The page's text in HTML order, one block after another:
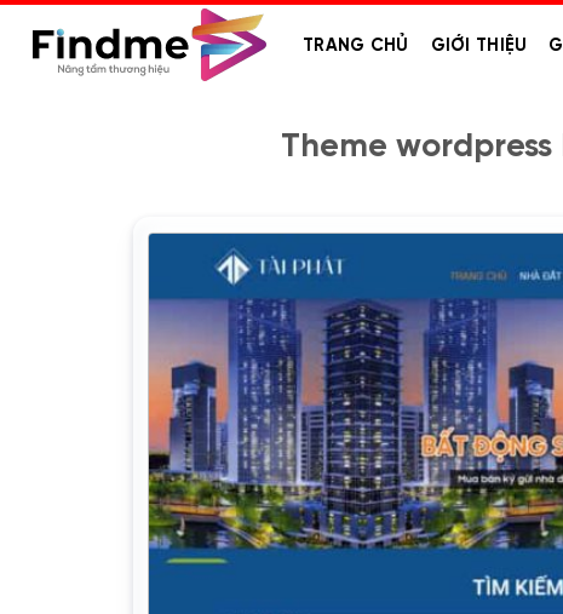
TRANG CHỦ GIỚI THIỆU
Theme